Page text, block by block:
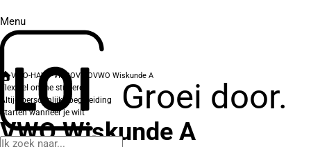
Menu
Groei door.
VWO-HAVO-VMBOVWOVWO Wiskunde A
Flexibel online studeren
Altijd persoonlijke begeleiding
Starten wanneer je wilt
VWO Wiskunde A